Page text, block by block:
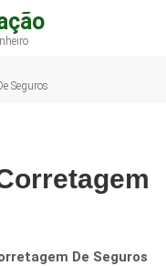
Seguros
De Seguros